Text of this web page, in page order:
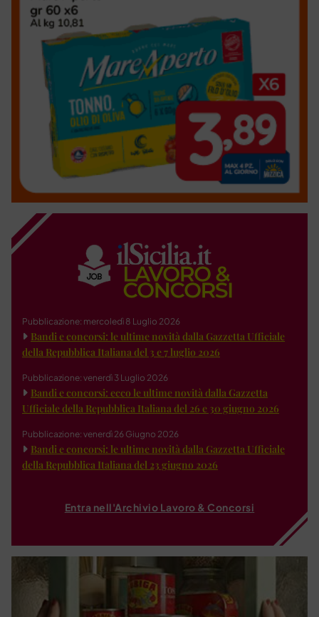
Pubblicazione: mercoledì 8 Luglio 2026
Bandi e concorsi: le ultime novità dalla Gazzetta Ufficiale
della Repubblica Italiana del 3 e 7 luglio 2026
Pubblicazione: venerdì 3 Luglio 2026
Bandi e concorsi: ecco le ultime novità dalla Gazzetta
Ufficiale della Repubblica Italiana del 26 e 30 giugno 2026
Pubblicazione: venerdì 26 Giugno 2026
Bandi e concorsi: le ultime novità dalla Gazzetta Ufficiale
della Repubblica Italiana del 23 giugno 2026
Entra nell'Archivio Lavoro & Concorsi